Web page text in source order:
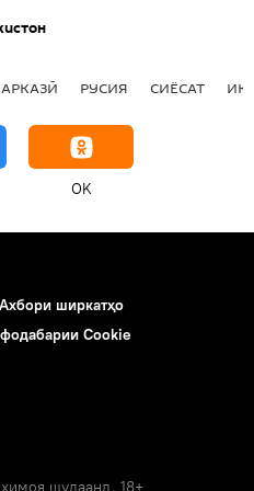
РУСИЯ СИЁСАТ
OK
Ахбори ширкатҳо
Cookie
шудаанд. 18+